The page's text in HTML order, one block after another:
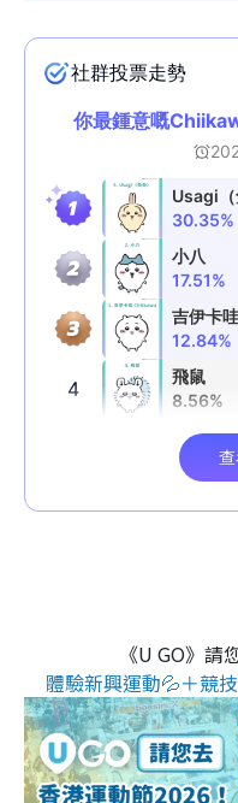
《U GO》請
體驗新興運動💦＋競